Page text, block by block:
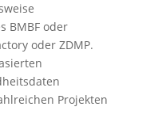
BMBF oder
oder ZDMP.
Projekten